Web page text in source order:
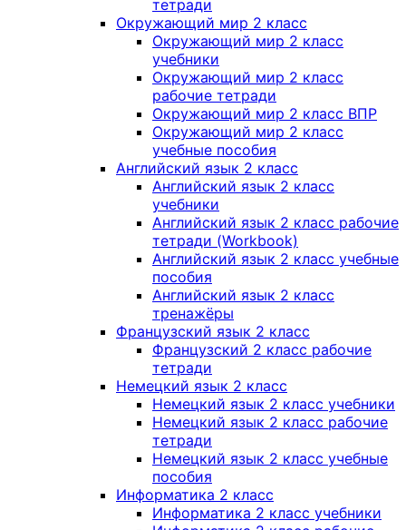
тетради
Окружающий мир 2 класс
Окружающий мир 2 класс
учебники
Окружающий мир 2 класс
рабочие тетради
Окружающий мир 2 класс ВПР
Окружающий мир 2 класс
учебные пособия
Английский язык 2 класс
Английский язык 2 класс
учебники
Английский язык 2 класс рабочие
тетради (Workbook)
Английский язык 2 класс учебные
пособия
Английский язык 2 класс
тренажёры
Французский язык 2 класс
Французский 2 класс рабочие
тетради
Немецкий язык 2 класс
Немецкий язык 2 класс учебники
Немецкий язык 2 класс рабочие
тетради
Немецкий язык 2 класс учебные
пособия
Информатика 2 класс
Информатика 2 класс учебники